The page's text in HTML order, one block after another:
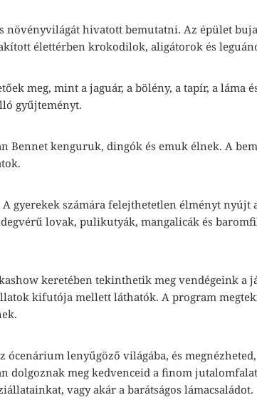
növényvilágát hivatott bemutatni. Az épület
élettérben krokodilok, aligátorok és
meg, mint a jaguár, a bölény, a tapír, a láma
gyűjteményt.
Bennet kenguruk, dingók és emuk élnek. A
gyerekek számára felejthetetlen élményt nyújt
lovak, pulikutyák, mangalicák és
keretében tekinthetik meg vendégeink
kifutója mellett láthatók. A program
lenyűgöző világába, és
dolgoznak meg kedvenceid a finom
vagy akár a barátságos lámacsaládot.